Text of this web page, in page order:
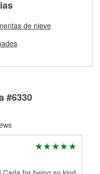
a encontrar las
tu reparación.
freno
y la longitud
una nueva. O'Reilly
acoples adecuados
tu maquinaria
de mangueras
de nieve
#6330